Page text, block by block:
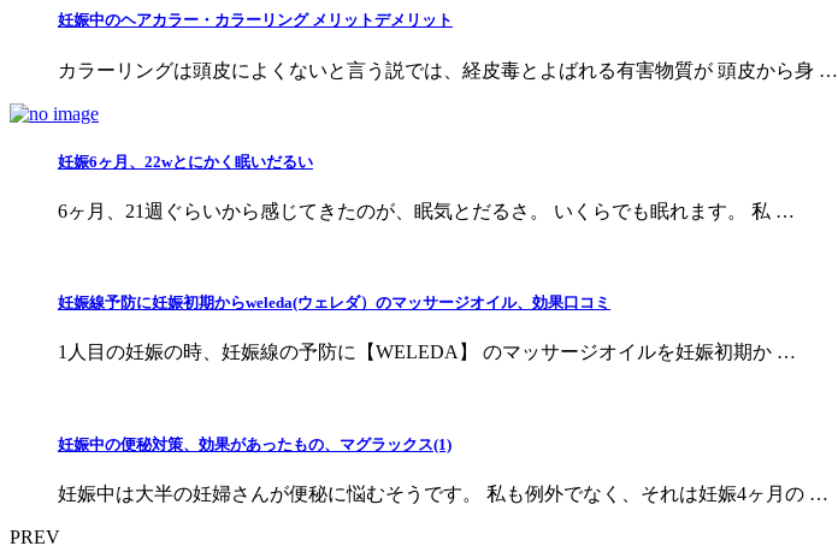
妊娠中のヘアカラー・カラーリング メリットデメリット
カラーリングは頭皮によくないと言う説では、経皮毒とよばれる有害物質が 頭皮から身 …
妊娠6ヶ月、22wとにかく眠いだるい
6ヶ月、21週ぐらいから感じてきたのが、眠気とだるさ。 いくらでも眠れます。 私 …
妊娠線予防に妊娠初期からweleda(ウェレダ）のマッサージオイル、効果口コミ
1人目の妊娠の時、妊娠線の予防に【WELEDA】 のマッサージオイルを妊娠初期か …
妊娠中の便秘対策、効果があったもの、マグラックス(1)
妊娠中は大半の妊婦さんが便秘に悩むそうです。 私も例外でなく、それは妊娠4ヶ月の …
PREV